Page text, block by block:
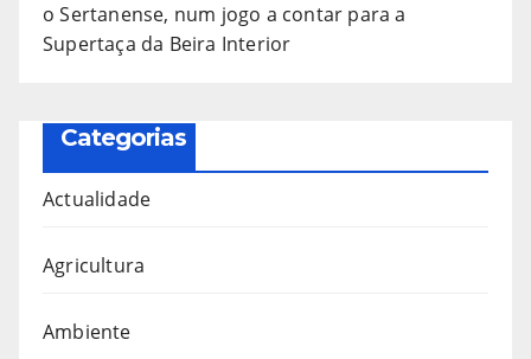
o Sertanense, num jogo a contar para a
Supertaça da Beira Interior
Categorias
Actualidade
Agricultura
Ambiente